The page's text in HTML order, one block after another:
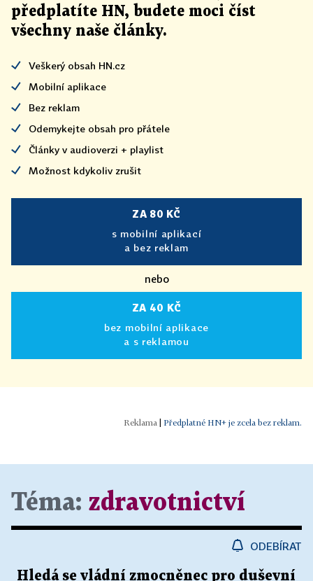
předplatíte HN, budete moci číst
všechny naše články.
Veškerý obsah HN.cz
Mobilní aplikace
Bez reklam
Odemykejte obsah pro přátele
Články v audioverzi + playlist
Možnost kdykoliv zrušit
ZA 80 KČ
s mobilní aplikací
a bez reklam
nebo
ZA 40 KČ
bez mobilní aplikace
a s reklamou
Předplatné HN+ je zcela bez reklam.
Téma: zdravotnictví
ODEBÍRAT
Hledá se vládní zmocněnec pro duševní